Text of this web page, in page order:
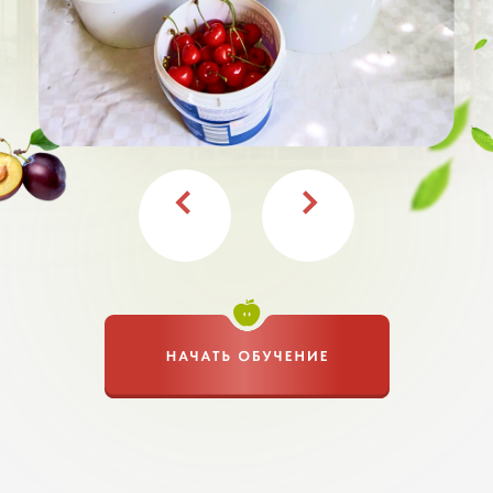
Откройте для себя необычный секрет —
одно дерево как настоящий сад! На одном
дереве могут расти разные сорта. Теперь
не нужно засаживать свой участок, чтобы
наслаждаться разными вкусами.
Никакого ГМО и химии — только
на простом языке, чтобы каждый из вас
смог применить эти знания на практике.